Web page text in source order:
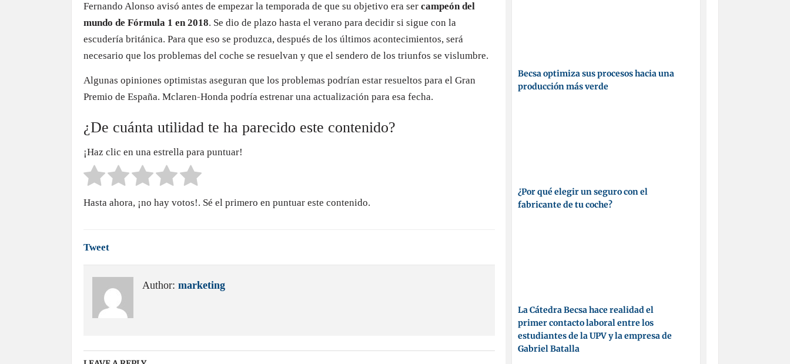
Fernando Alonso avisó antes de empezar la temporada de que su objetivo era ser campeón del
mundo de Fórmula 1 en 2018. Se dio de plazo hasta el verano para decidir si sigue con la
escudería británica. Para que eso se produzca, después de los últimos acontecimientos, será
necesario que los problemas del coche se resuelvan y que el sendero de los triunfos se vislumbre.
Algunas opiniones optimistas aseguran que los problemas podrían estar resueltos para el Gran
Premio de España. Mclaren-Honda podría estrenar una actualización para esa fecha.
¿De cuánta utilidad te ha parecido este contenido?
¡Haz clic en una estrella para puntuar!
Hasta ahora, ¡no hay votos!. Sé el primero en puntuar este contenido.
Tweet
Author: marketing
Becsa optimiza sus procesos hacia una
producción más verde
¿Por qué elegir un seguro con el
fabricante de tu coche?
La Cátedra Becsa hace realidad el
primer contacto laboral entre los
estudiantes de la UPV y la empresa de
Gabriel Batalla